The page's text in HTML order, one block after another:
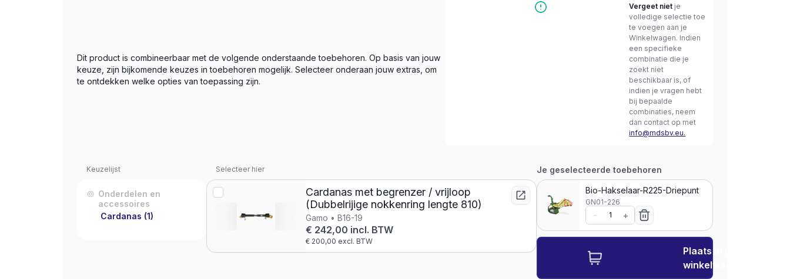
Dit product is combineerbaar met de volgende onderstaande toebehoren. Op basis van jouw
keuze, zijn bijkomende keuzes in toebehoren mogelijk. Selecteer onderaan jouw extras, om
te ontdekken welke opties van toepassing zijn.
Vergeet niet je
volledige selectie toe
te voegen aan je
Winkelwagen. Indien
een specifieke
combinatie die je
zoekt niet
beschikbaar is, of
indien je vragen hebt
bij bepaalde
combinaties, neem
dan contact op met
info@mdsbv.eu.
Keuzelijst
Onderdelen en
accessoires
Cardanas (1)
Selecteer hier
Cardanas met begrenzer / vrijloop
(Dubbelrijige nokkenring lengte 810)
Gamo • B16-19
€ 242,00 incl. BTW
€ 200,00 excl. BTW
Je geselecteerde toebehoren
Bio-Hakselaar-R225-Driepunt
GN01-226
- +
Plaats in je
winkelwagen